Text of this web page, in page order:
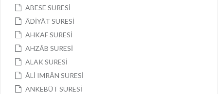
ABESE SURESİ
ÂDİYÂT SURESİ
AHKAF SURESİ
AHZÂB SURESİ
ALAK SURESİ
ÂLİ IMRÂN SURESİ
ANKEBÛT SURESİ